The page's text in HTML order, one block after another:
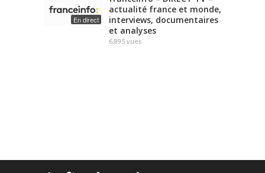
En direct
actualité france et monde,
interviews, documentaires
et analyses
6,895 vues